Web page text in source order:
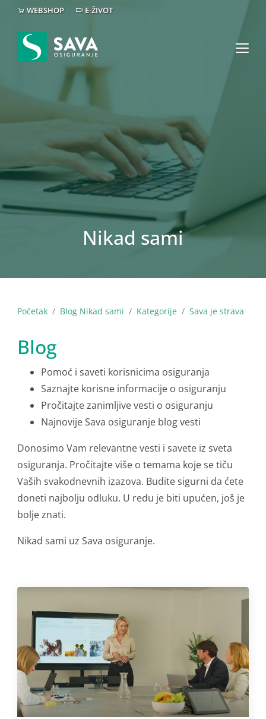
WEBSHOP E-ŽIVOT
Nikad sami
Početak Blog Nikad sami Kategorije Sava je strava
Blog
Pomoć i saveti korisnicima osiguranja
Saznajte korisne informacije o osiguranju
Pročitajte zanimljive vesti o osiguranju
Najnovije Sava osiguranje blog vesti
Donosimo Vam relevantne vesti i savete iz sveta
osiguranja. Pročitajte više o temama koje se tiču
Vaših svakodnevnih izazova. Budite sigurni da ćete
doneti najbolju odluku. U redu je biti upućen, još je
bolje znati.
Nikad sami uz Sava osiguranje.